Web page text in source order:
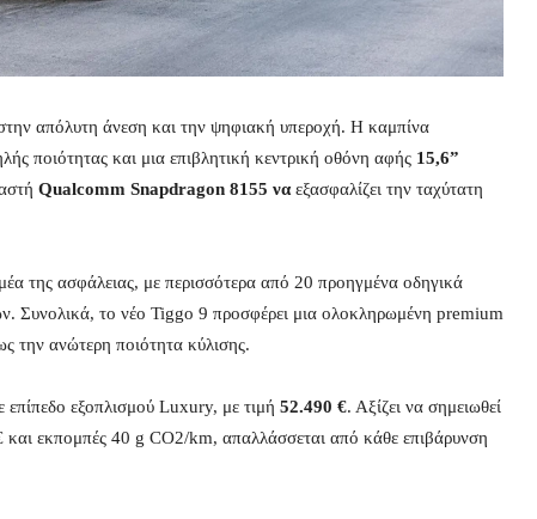
απόλυτη άνεση και την ψηφιακή υπεροχή. Η καμπίνα
ποιότητας και μια επιβλητική κεντρική οθόνη αφής 15,6”
Qualcomm Snapdragon 8155 ναεξασφαλίζει την ταχύτατη
της ασφάλειας, με περισσότερα από 20 προηγμένα οδηγικά
Συνολικά, το νέο Tiggo 9 προσφέρει μια ολοκληρωμένη premium
την ανώτερη ποιότητα κύλισης.
επίπεδο εξοπλισμού Luxury, με τιμή 52.490 €. Αξίζει να σημειωθεί
εκπομπές 40 g CO2/km, απαλλάσσεται από κάθε επιβάρυνση